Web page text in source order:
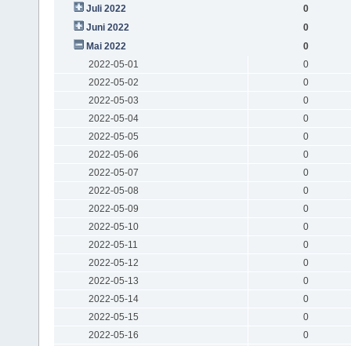
Juli 2022
0
Juni 2022
0
Mai 2022
0
2022-05-01
0
2022-05-02
0
2022-05-03
0
2022-05-04
0
2022-05-05
0
2022-05-06
0
2022-05-07
0
2022-05-08
0
2022-05-09
0
2022-05-10
0
2022-05-11
0
2022-05-12
0
2022-05-13
0
2022-05-14
0
2022-05-15
0
2022-05-16
0